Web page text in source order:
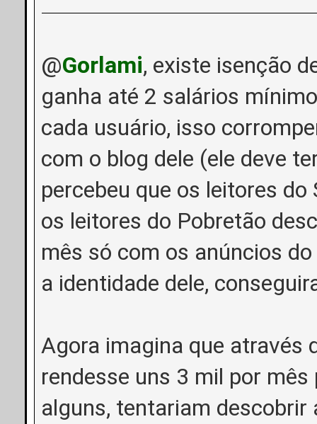
@Gorlami, existe isenção
ganha até 2 salários
cada usuário, isso
com o blog dele (ele deve
percebeu que os leitores
os leitores do Pobretão
mês só com os anúncios
a identidade dele,
Agora imagina que através
rendesse uns 3 mil por
alguns, tentariam descobrir